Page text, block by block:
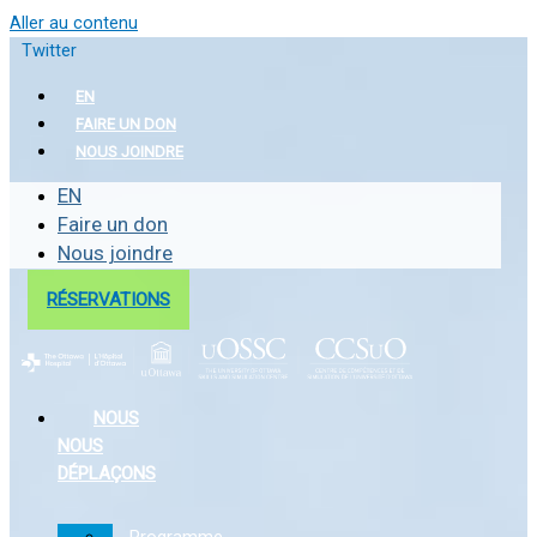
Aller au contenu
Twitter
EN
FAIRE UN DON
NOUS JOINDRE
EN
Faire un don
Nous joindre
RÉSERVATIONS
NOUS
NOUS
DÉPLAÇONS